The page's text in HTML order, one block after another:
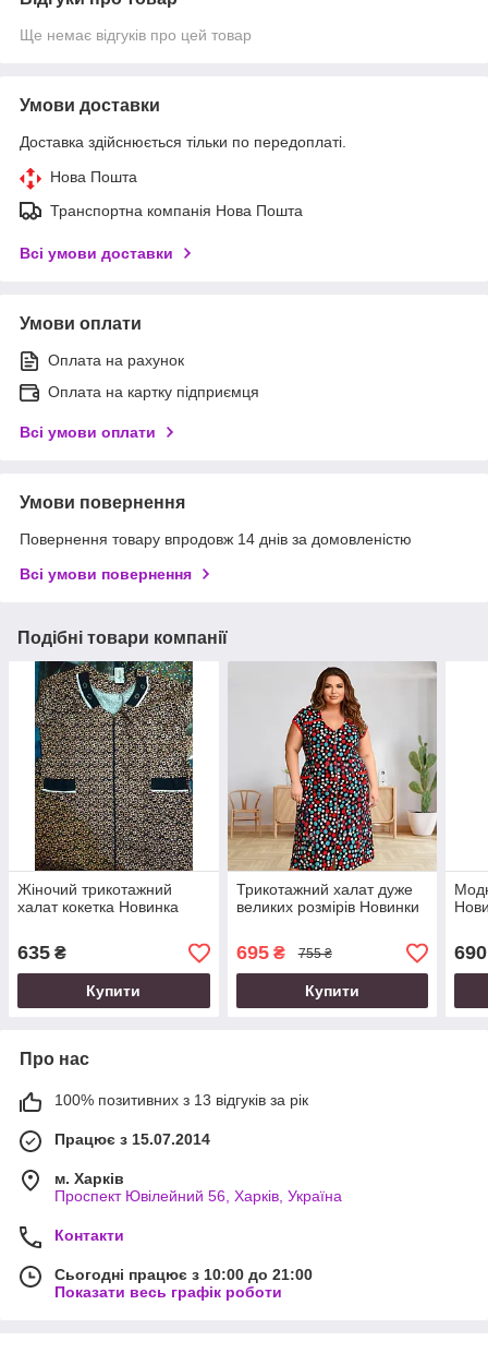
Ще немає відгуків про цей товар
Умови доставки
Доставка здійснюється тільки по передоплаті.
Нова Пошта
Транспортна компанія Нова Пошта
Всі умови доставки
Умови оплати
Оплата на рахунок
Оплата на картку підприємця
Всі умови оплати
Умови повернення
Повернення товару впродовж 14 днів за домовленістю
Всі умови повернення
Подібні товари компанії
Жіночий трикотажний
халат кокетка Новинка
635 ₴
Купити
Трикотажний халат дуже
великих розмірів Новинки
695₴ 755 ₴
Купити
690
Про нас
100% позитивних з 13 відгуків за рік
Працює з 15.07.2014
м. Харків
Проспект Ювілейний 56, Харків, Україна
Контакти
Сьогодні працює з 10:00 до 21:00
Показати весь графік роботи